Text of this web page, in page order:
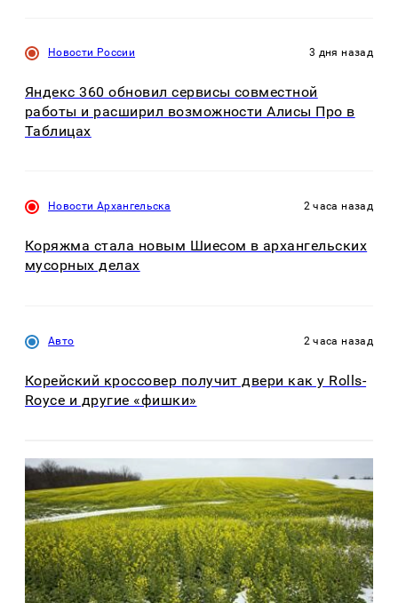
Новости России 3 дня назад
Яндекс 360 обновил сервисы совместной
работы и расширил возможности Алисы Про в
Таблицах
Новости Архангельска 2 часа назад
Коряжма стала новым Шиесом в архангельских
мусорных делах
Авто 2 часа назад
Корейский кроссовер получит двери как у Rolls-
Royce и другие «фишки»